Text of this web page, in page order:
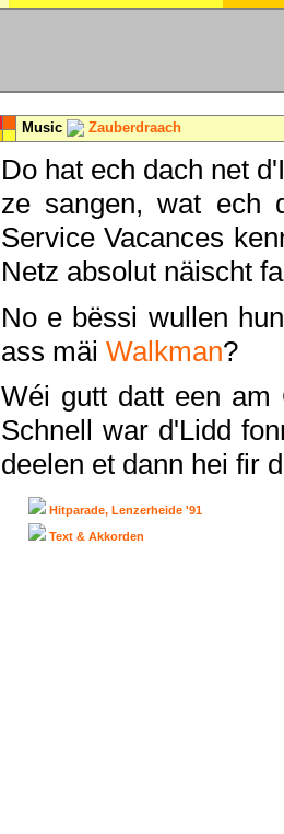
Music Zauberdraach
Do hat ech dach net
ze sangen, wat ech
Service Vacances
Netz absolut näischt
No e bëssi wullen
ass mäi Walkman?
Wéi gutt datt een am
Schnell war d'Lidd
deelen et dann hei fir
Hitparade, Lenzerheide '91
Text & Akkorden